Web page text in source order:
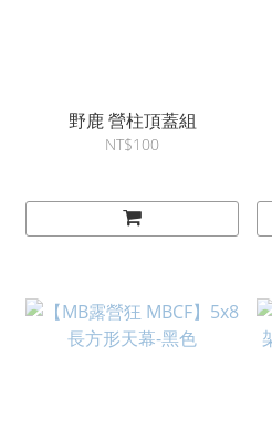
野鹿 營柱頂蓋組
NT$100